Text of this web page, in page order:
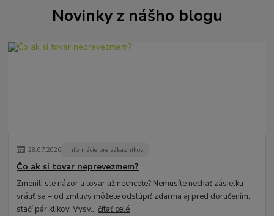
Novinky z nášho blogu
28.07.2026 Informácie pre zákazníkov
Čo ak si tovar neprevezmem?
Zmenili ste názor a tovar už nechcete? Nemusíte nechať zásielku
vrátiť sa – od zmluvy môžete odstúpiť zdarma aj pred doručením,
stačí pár klikov. Vysv...čítať celé